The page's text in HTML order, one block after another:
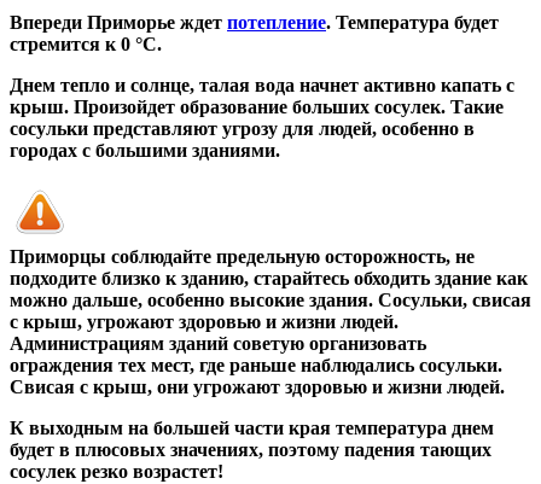
Впереди Приморье ждет потепление. Температура будет
стремится к 0 °С.
Днем тепло и солнце, талая вода начнет активно капать с
крыш. Произойдет образование больших сосулек. Такие
сосульки представляют угрозу для людей, особенно в
городах с большими зданиями.
Приморцы соблюдайте предельную осторожность, не
подходите близко к зданию, старайтесь обходить здание как
можно дальше, особенно высокие здания. Сосульки, свисая
с крыш, угрожают здоровью и жизни людей.
Администрациям зданий советую организовать
ограждения тех мест, где раньше наблюдались сосульки.
Свисая с крыш, они угрожают здоровью и жизни людей.
К выходным на большей части края температура днем
будет в плюсовых значениях, поэтому падения тающих
сосулек резко возрастет!